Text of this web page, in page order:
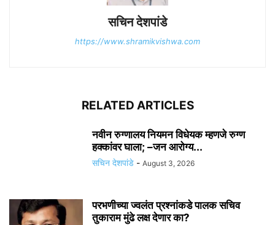
सचिन देशपांडे
https://www.shramikvishwa.com
RELATED ARTICLES
नवीन रुग्णालय नियमन विधेयक म्हणजे रुग्ण
हक्कांवर घाला; –जन आरोग्य...
सचिन देशपांडे - August 3, 2026
परभणीच्या ज्वलंत प्रश्नांकडे पालक सचिव
तुकाराम मुंढे लक्ष देणार का?